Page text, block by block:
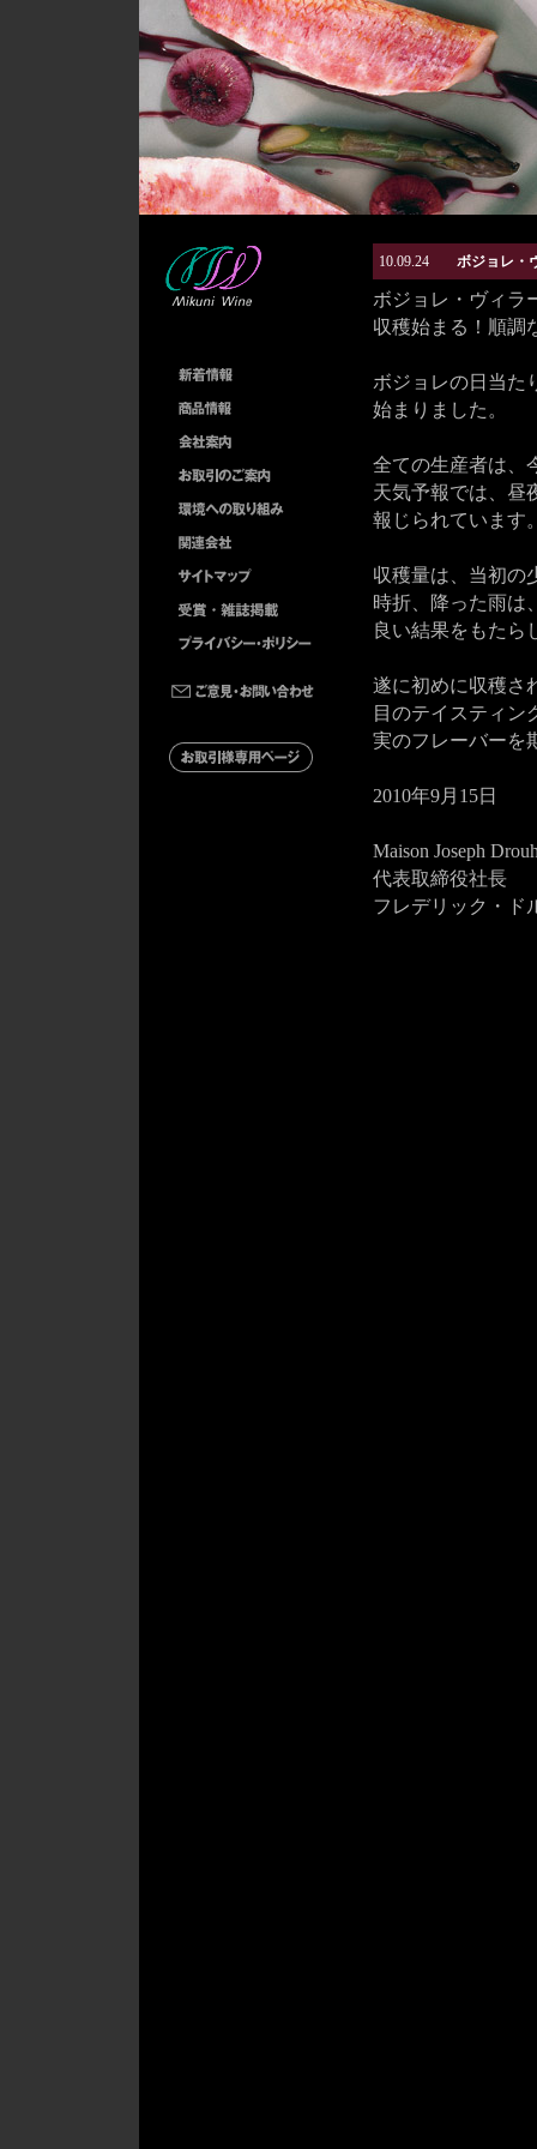
10.09.24 ボジョレ・
ボジョレ・ヴィ
収穫始まる！順調
ボジョレの日当た
始まりました。
全ての生産者は、
天気予報では、昼
報じられています
収穫量は、当初の
時折、降った雨は
良い結果をもたら
遂に初めに収穫さ
目のテイスティン
実のフレーバーを
2010年9月15日
Maison Joseph
代表取締役社長
フレデリック・ド